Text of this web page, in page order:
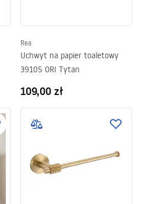
Rea
Uchwyt na papier toaletowy
39105 ORI Tytan
109,00 zł